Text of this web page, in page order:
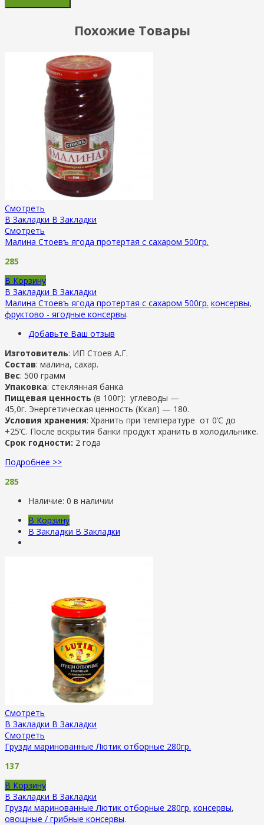
Похожие Товары
Смотреть
В Закладки В Закладки
Смотреть
Малина Стоевъ ягода протертая с сахаром 500гр.
285
В Корзину
В Закладки В Закладки
Малина Стоевъ ягода протертая с сахаром 500гр. консервы,
фруктово - ягодные консервы.
Добавьте Ваш отзыв
Изготовитель: ИП Стоев А.Г.
Состав: малина, сахар.
Вес: 500 грамм
Упаковка: стеклянная банка
Пищевая ценность (в 100г): углеводы —
45,0г. Энергетическая ценность (Ккал) — 180.
Условия хранения: Хранить при температуре от 0’C до
+25’C. После вскрытия банки продукт хранить в холодильнике.
Срок годности: 2 года
Подробнее >>
285
Наличие: 0 в наличии
В Корзину
В Закладки В Закладки
Смотреть
В Закладки В Закладки
Смотреть
Грузди маринованные Лютик отборные 280гр.
137
В Корзину
В Закладки В Закладки
Грузди маринованные Лютик отборные 280гр. консервы,
овощные / грибные консервы.